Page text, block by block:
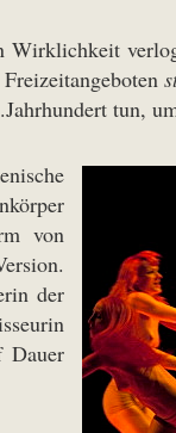
Wirklichkeit
tun,
von
der
Dauer